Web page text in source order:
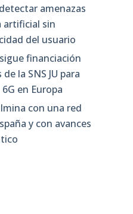
amenazas
artificial sin
del usuario
financiación
la SNS JU para
en Europa
con una red
y con avances